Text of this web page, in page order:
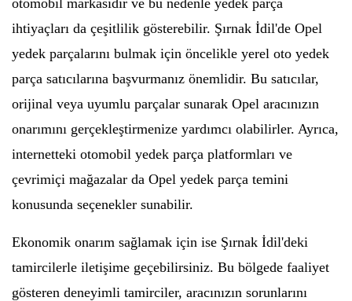
otomobil markasıdır ve bu nedenle yedek parça
ihtiyaçları da çeşitlilik gösterebilir. Şırnak İdil'de Opel
yedek parçalarını bulmak için öncelikle yerel oto yedek
parça satıcılarına başvurmanız önemlidir. Bu satıcılar,
orijinal veya uyumlu parçalar sunarak Opel aracınızın
onarımını gerçekleştirmenize yardımcı olabilirler. Ayrıca,
internetteki otomobil yedek parça platformları ve
çevrimiçi mağazalar da Opel yedek parça temini
konusunda seçenekler sunabilir.
Ekonomik onarım sağlamak için ise Şırnak İdil'deki
tamircilerle iletişime geçebilirsiniz. Bu bölgede faaliyet
gösteren deneyimli tamirciler, aracınızın sorunlarını